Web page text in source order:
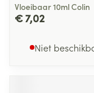
Vloeibaar 10ml Colin
€ 7,02
Niet